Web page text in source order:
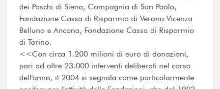
dei Paschi di Siena, Compagnia di San Paolo,
Fondazione Cassa di Risparmio di Verona Vicenza
Belluno e Ancona, Fondazione Cassa di Risparmio
di Torino.
<<Con circa 1.200 milioni di euro di donazioni,
pari ad oltre 23.000 interventi deliberati nel corso
dell'anno, il 2004 si segnala come particolarmente